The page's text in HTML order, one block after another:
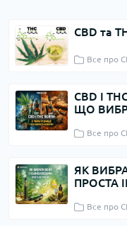
CBD та
Все про
CBD І
ЩО
Все про
ЯК
ПРОСТА
Все про